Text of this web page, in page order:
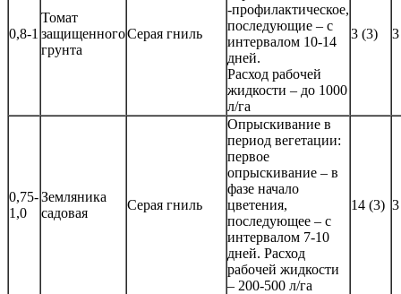
0,8-1
Томат
защищенного
грунта
Серая гниль
-профилактическое,
последующие – с
интервалом 10-14
дней.
Расход рабочей
жидкости – до 1000
л/га
3 (3)
0,75-
1,0
Земляника
садовая
Серая гниль
Опрыскивание в
период вегетации:
первое
опрыскивание – в
фазе начало
цветения,
последующее – с
интервалом 7-10
дней. Расход
рабочей жидкости
– 200-500 л/га
14 (3)